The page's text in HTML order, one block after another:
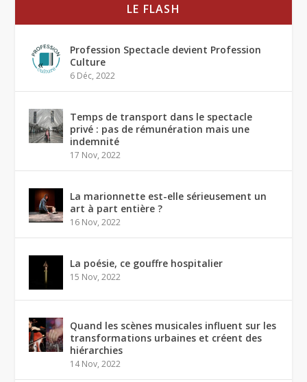
LE FLASH
Profession Spectacle devient Profession
Culture
6 Déc, 2022
Temps de transport dans le spectacle
privé : pas de rémunération mais une
indemnité
17 Nov, 2022
La marionnette est-elle sérieusement un
art à part entière ?
16 Nov, 2022
La poésie, ce gouffre hospitalier
15 Nov, 2022
Quand les scènes musicales influent sur les
transformations urbaines et créent des
hiérarchies
14 Nov, 2022